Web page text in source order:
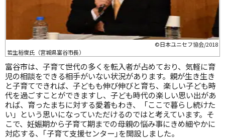
©日本ユニセフ協会/2018
若生裕俊氏（宮城県富谷市長）
富谷市は、子育て世代の多くを転入者が占めており、気軽に育
児の相談をできる相手がいない状況があります。親が生き生き
と子育てできれば、子どもも伸び伸びと育ち、楽しい子ども時
代を過ごすことができますし、子ども時代の楽しい思い出があ
れば、育ったまちに対する愛着もわき、「ここで暮らし続けた
い」という思いになっていただけるのではと考えています。そ
こで、妊娠期から子育て期までの母親の悩み事にきめ細やかに
対応する、｢子育て支援センター｣を開設しました。